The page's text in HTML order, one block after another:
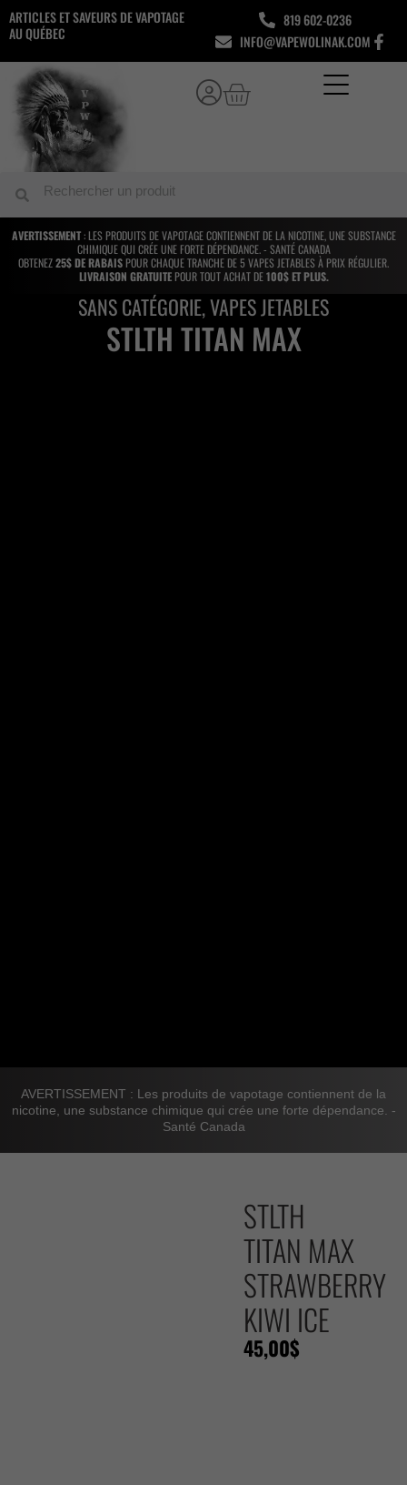
Aller
au
ARTICLES ET SAVEURS DE VAPOTAGE
AU QUÉBEC
819 602-0236
INFO@VAPEWOLINAK.COM
Panier
Rechercher
AVERTISSEMENT: LES PRODUITS DE VAPOTAGE CONTIENNENT DE LA NICOTINE, UNE SUBSTANCE
CHIMIQUE QUI CRÉE UNE FORTE DÉPENDANCE. - SANTÉ CANADA
OBTENEZ25$ DE RABAISPOUR CHAQUE TRANCHE DE 5 VAPES JETABLES À PRIX RÉGULIER.
LIVRAISON GRATUITEPOUR TOUT ACHAT DE100$ ET PLUS.
SANS CATÉGORIE,VAPES JETABLES
STLTH TITAN MAX
AVERTISSEMENT : Les produits de vapotage contiennent de la
nicotine, une substance chimique qui crée une forte dépendance. -
Santé Canada
STLTH
TITAN MAX
STRAWBERRY
KIWI ICE
45,00$